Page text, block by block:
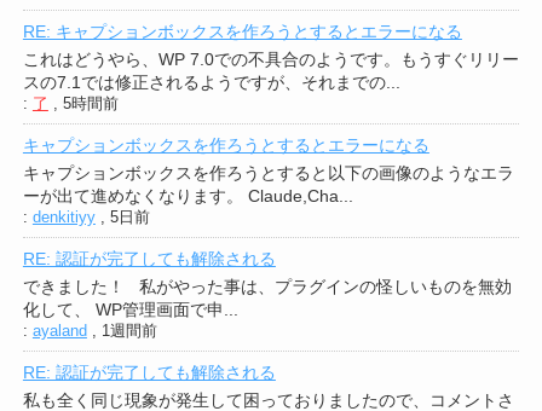
RE: キャプションボックスを作ろうとするとエラーになる
これはどうやら、WP 7.0での不具合のようです。もうすぐリリー
スの7.1では修正されるようですが、それまでの...
: 了 5時間前
キャプションボックスを作ろうとするとエラーになる
キャプションボックスを作ろうとすると以下の画像のようなエラ
ーが出て進めなくなります。 Claude,Cha...
: denkitiyy, 5日前
RE: 認証が完了しても解除される
できました！ 私がやった事は、プラグインの怪しいものを無効
化して、 WP管理画面で申...
: ayaland 1週間前
RE: 認証が完了しても解除される
私も全く同じ現象が発生して困っておりましたので、コメントさ